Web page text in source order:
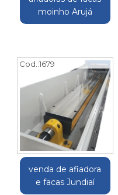
moinho Arujá
Cod.:1679
venda de afiadora
e facas Jundiaí